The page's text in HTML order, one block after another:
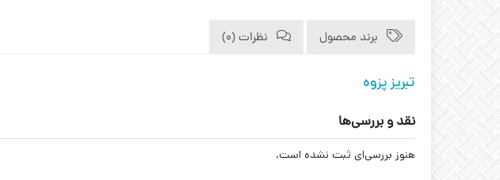
برند محصول نظرات (0)
تبریز پزوه
نقد و بررسی‌ها
هنوز بررسی‌ای ثبت نشده است.